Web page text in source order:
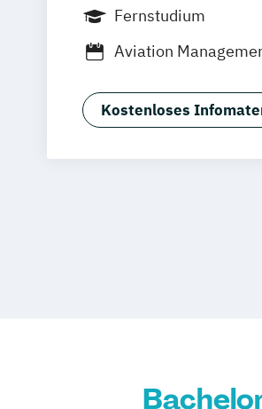
Kiel
Frankfurt am
Oberhausen
Friedrichshafen
Trier Chemnitz
Fernstudium
Aviation
Kostenloses